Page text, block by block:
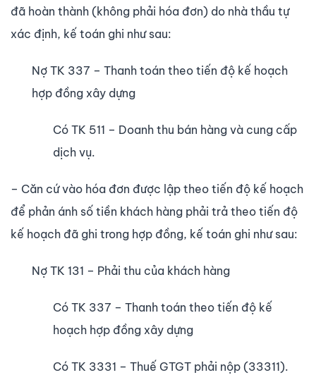
đã hoàn thành (không phải hóa đơn) do nhà thầu tự
xác định, kế toán ghi như sau:
Nợ TK 337 – Thanh toán theo tiến độ kế hoạch
hợp đồng xây dựng
Có TK 511 – Doanh thu bán hàng và cung cấp
dịch vụ.
– Căn cứ vào hóa đơn được lập theo tiến độ kế hoạch
để phản ánh số tiền khách hàng phải trả theo tiến độ
kế hoạch đã ghi trong hợp đồng, kế toán ghi như sau:
Nợ TK 131 – Phải thu của khách hàng
Có TK 337 – Thanh toán theo tiến độ kế
hoạch hợp đồng xây dựng
Có TK 3331 – Thuế GTGT phải nộp (33311).